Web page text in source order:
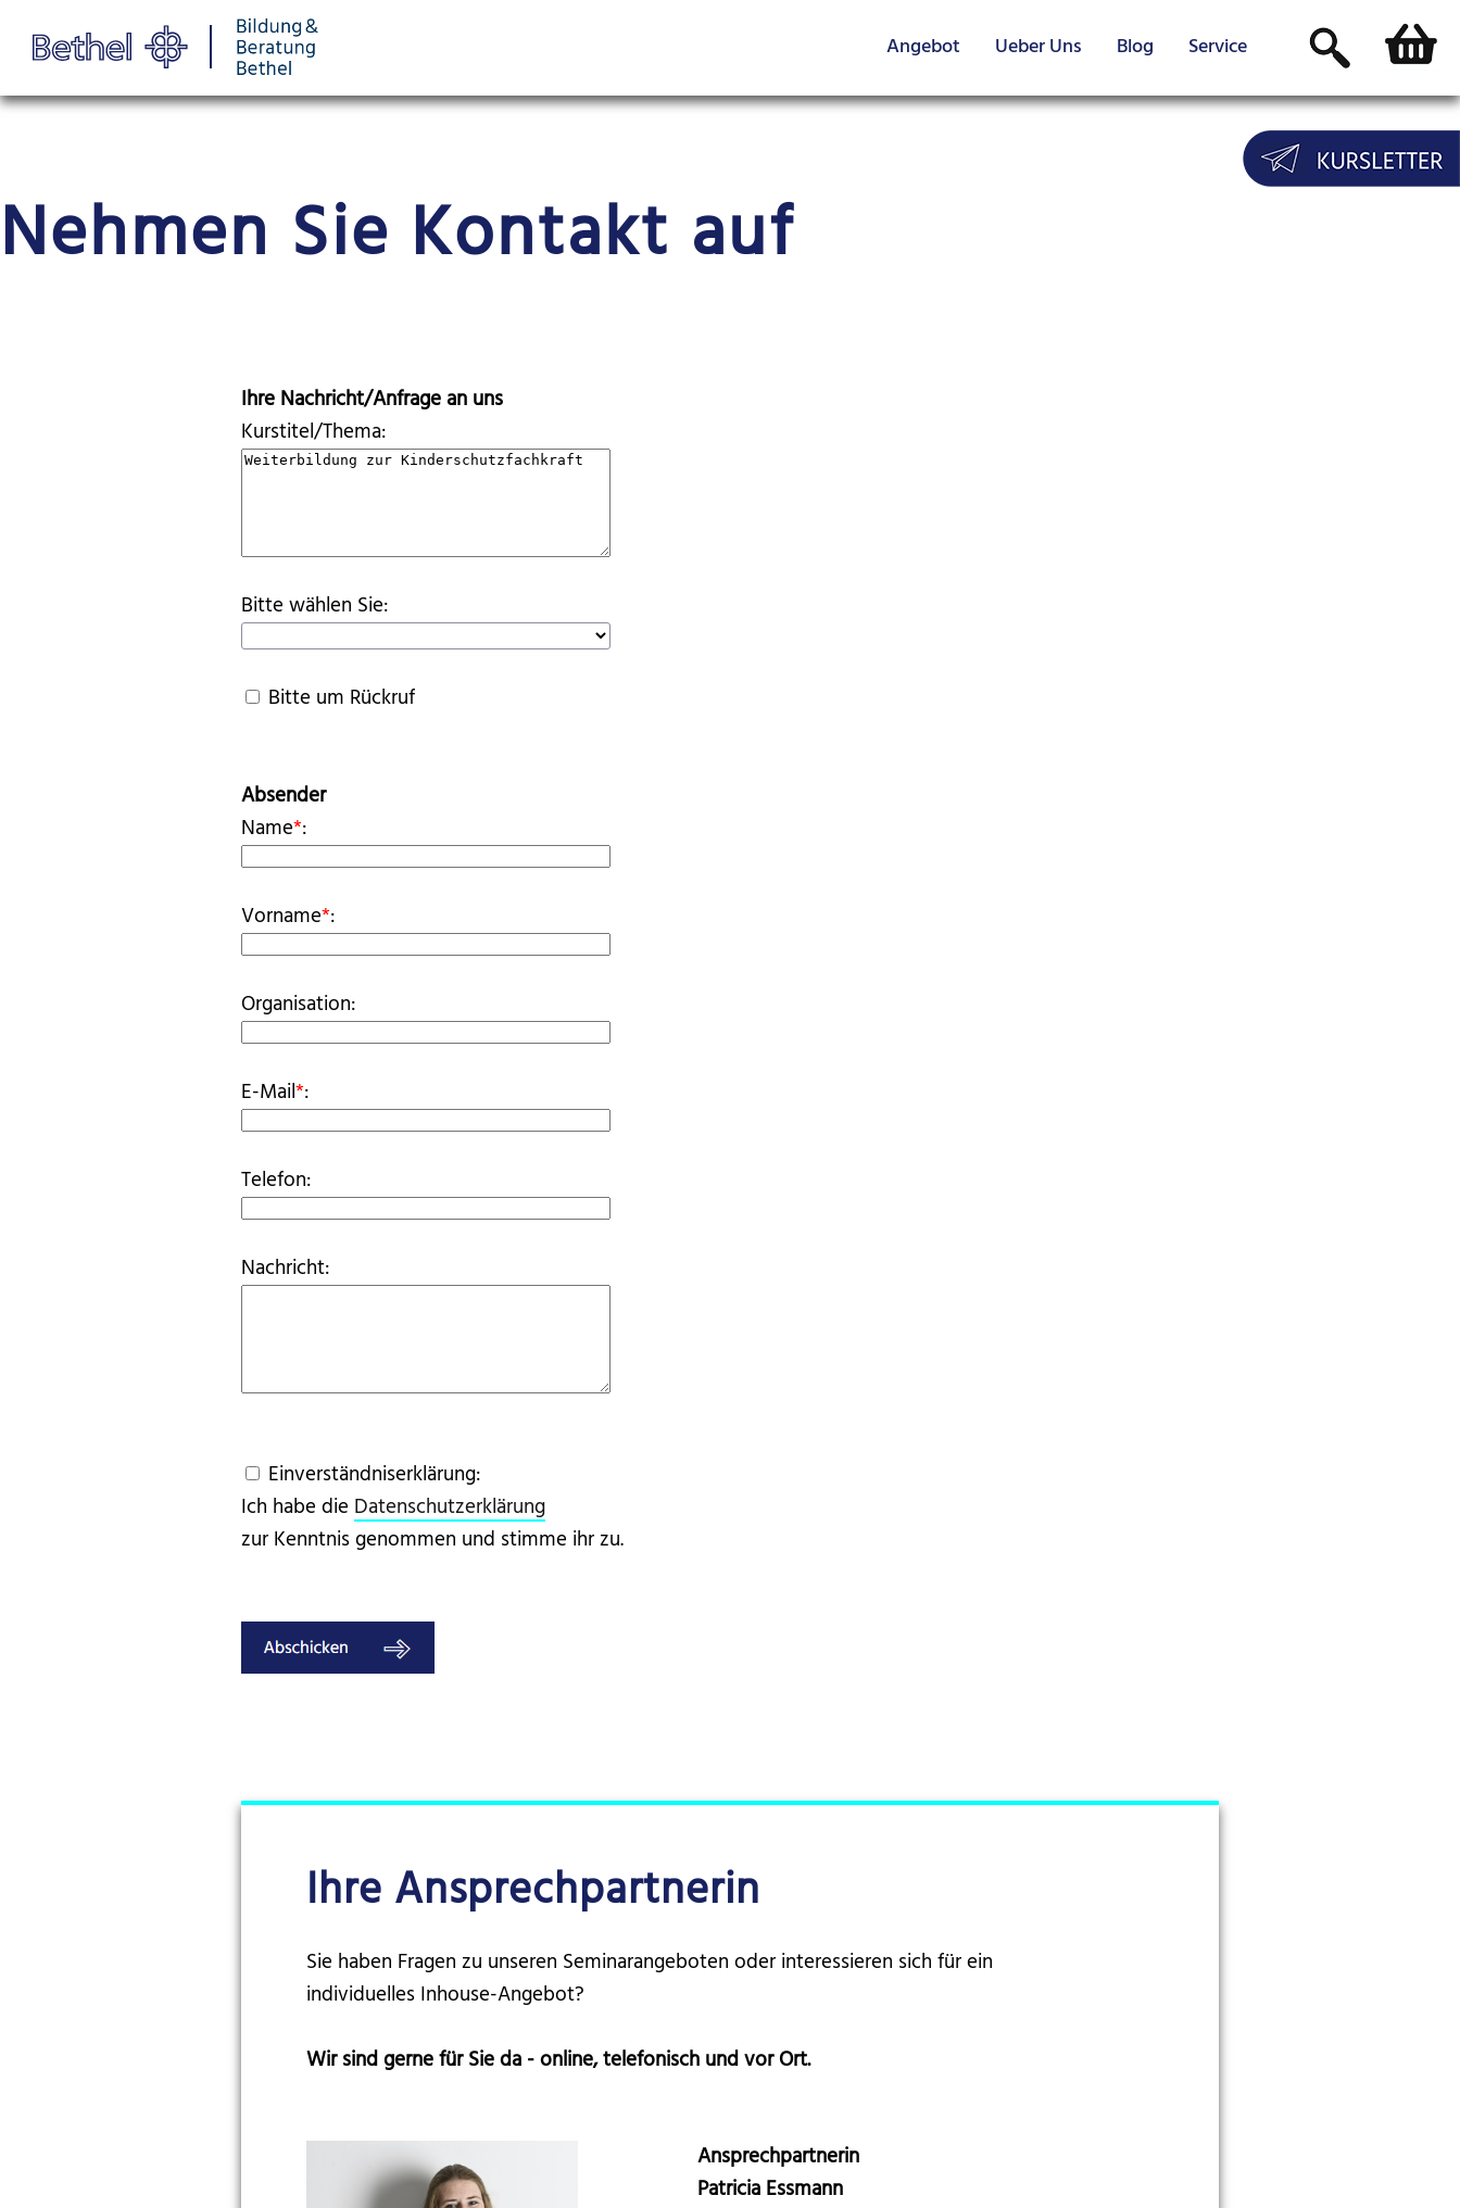
Angebot Ueber Uns Blog Service
Nehmen Sie Kontakt auf
Ihre Nachricht/Anfrage an uns
Kurstitel/Thema:
Bitte wählen Sie:
Bitte um Rückruf
Absender
Name*:
Vorname*:
Organisation:
E-Mail*:
Telefon:
Nachricht:
Einverständniserklärung:
Ich habe die Datenschutzerklärung
zur Kenntnis genommen und stimme ihr zu.
Ihre Ansprechpartnerin
Sie haben Fragen zu unseren Seminarangeboten oder interessieren sich für ein
individuelles Inhouse-Angebot?
Wir sind gerne für Sie da - online, telefonisch und vor Ort.
Ansprechpartnerin
Patricia Essmann